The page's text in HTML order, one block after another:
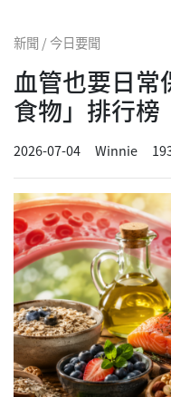
新聞 / 今日要聞
血管也要日常
食物」排行榜
2026-07-04 Winnie